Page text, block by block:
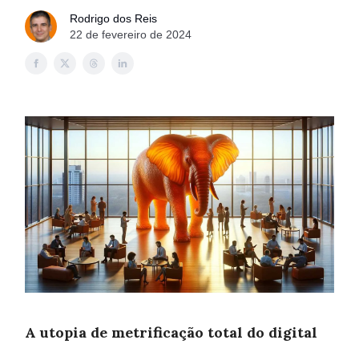
Rodrigo dos Reis
22 de fevereiro de 2024
A utopia de metrificação total do digital